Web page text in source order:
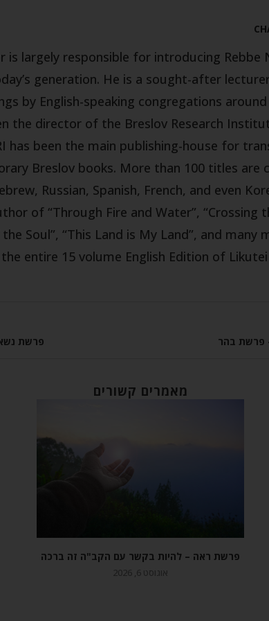
is largely responsible for introducing Rebbe
generation. He is a sought-after
by English-speaking congregations
the director of the Breslov Research
has been the main publishing-house for
Breslov books. More than 100 titles are
Russian, Spanish, French, and even
of “Through Fire and Water”, “Crossing
Soul”, “This Land is My Land”, and many
entire 15 volume English Edition of Likutei
פרשת בהר פרשת נשא
מאמרים קשורים
פרשת ראה – להיות בקשר עם הקב"ה זה ברכה
אוגוסט 6, 2026